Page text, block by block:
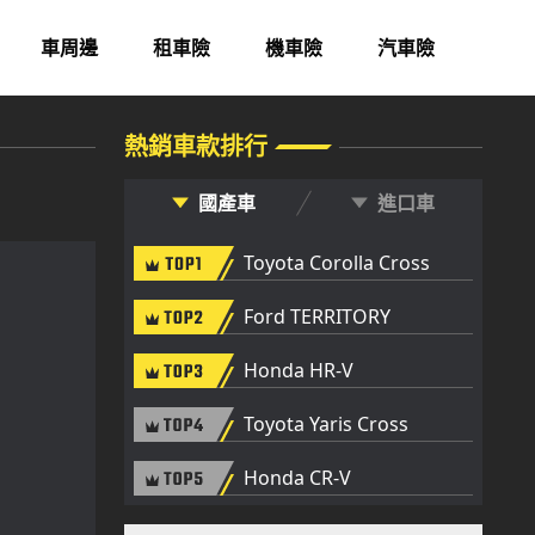
熱銷車款排行
國產車 進口車
Toyota Corolla Cross
Ford TERRITORY
Honda HR-V
Toyota Yaris Cross
Honda CR-V